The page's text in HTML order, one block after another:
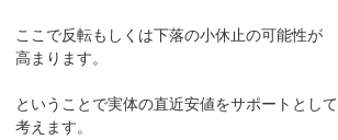
ここで反転もしくは下落の小休止の可能性が
高まります。
ということで実体の直近安値をサポートとして
考えます。